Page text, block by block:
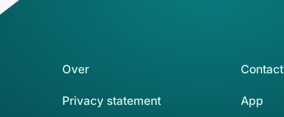
Over Contact
Privacy statement App